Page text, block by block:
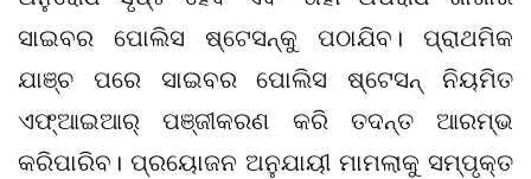
ସାଇବର ପୋଲିସ ଷ୍ଟେସନ୍‌କୁ ପଠାଯିବ। ପ୍ରାଥମିକ
ଯାଞ୍ଚ ପରେ ସାଇବର ପୋଲିସ ଷ୍ଟେସନ୍ ନିୟମିତ
ଏଫ୍‌ଆଇଆର୍ ପଞ୍ଜୀକରଣ କରି ତଦନ୍ତ ଆରମ୍ଭ
କରିପାରିବ। ପ୍ରୟୋଜନ ଅନୁଯାୟୀ ମାମଲାକୁ ସମ୍ପୃକ୍ତ